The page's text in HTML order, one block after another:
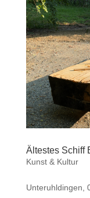
Ältestes Schiff
Kunst & Kultur
Unteruhldingen,